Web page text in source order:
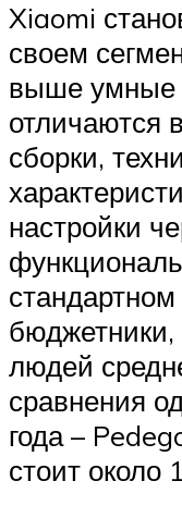
Xiaomi
своем
выше умные
отличаются
сборки,
настройки
людей
сравнения
года –
стоит около